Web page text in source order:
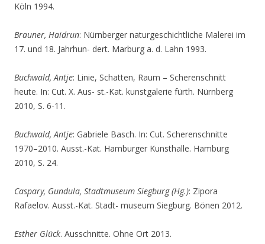
Köln 1994.
Brauner, Haidrun: Nürnberger naturgeschichtliche Malerei im
17. und 18. Jahrhun- dert. Marburg a. d. Lahn 1993.
Buchwald, Antje: Linie, Schatten, Raum – Scherenschnitt
heute. In: Cut. X. Aus- st.-Kat. kunstgalerie fürth. Nürnberg
2010, S. 6-11.
Buchwald, Antje: Gabriele Basch. In: Cut. Scherenschnitte
1970–2010. Ausst.-Kat. Hamburger Kunsthalle. Hamburg
2010, S. 24.
Caspary, Gundula, Stadtmuseum Siegburg (Hg.): Zipora
Rafaelov. Ausst.-Kat. Stadt- museum Siegburg. Bönen 2012.
Esther Glück. Ausschnitte. Ohne Ort 2013.